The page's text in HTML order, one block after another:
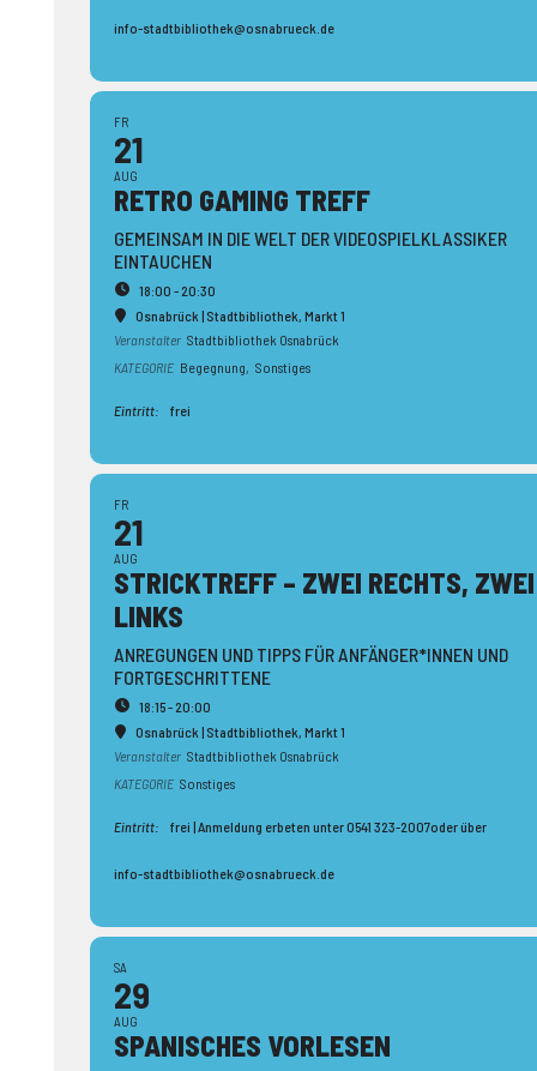
info-stadtbibliothek@osnabrueck.de
FR
21
AUG
RETRO GAMING TREFF
GEMEINSAM IN DIE WELT DER VIDEOSPIELKLASSIKER
EINTAUCHEN
18:00 - 20:30
Osnabrück | Stadtbibliothek, Markt 1
Veranstalter Stadtbibliothek Osnabrück
KATEGORIE Begegnung, Sonstiges
Eintritt: frei
FR
21
AUG
STRICK­TREFF – ZWEI RECHTS, ZWEI
LINKS
ANREGUNGEN UND TIPPS FÜR ANFÄNGER*INNEN UND
FORTGESCHRITTENE
18:15 - 20:00
Osnabrück | Stadtbibliothek, Markt 1
Veranstalter Stadtbibliothek Osnabrück
KATEGORIE Sonstiges
Eintritt: frei | Anmeldung erbeten unter 0541 323-2007oder über
info-stadtbibliothek@osnabrueck.de
SA
29
AUG
SPANISCHES VORLESEN